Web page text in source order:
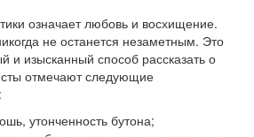
означает любовь и восхищение.
не останется незаметным. Это
и изысканный способ рассказать о
отмечают следующие
утонченность бутона;